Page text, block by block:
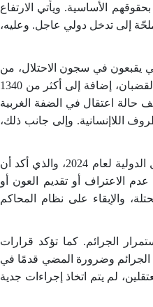
الأساسية. ويأتي الارتفاع
وحالات الاستشهاد داخل السجون منذ 7 أكتوبر 2023 ليؤكد الحاجة الملحّة إلى تدخل دولي عاجل. وعليه،
يقبعون في سجون الاحتلال، من
إضافة إلى أكثر من 1340
بموجب قانون "المقاتل غير الشرعي". ومنذ 7 أكتوبر 2023، سُجّلت نحو 21 ألف حالة اعتقال في الضفة الغربية
اللاإنسانية. وإلى جانب ذلك،
وتأتي هذه الانتهاكات في سياق الاحتلال الإسرائيلي غير القانوني، الذي أكّده الرأي الاستشاري الصادر عن محكمة العدل الدولية لعام 2024، والذي أكد أن
الاعتراف أو تقديم العون أو
والإبقاء على نظام المحاكم
الجرائم. كما تؤكد قرارات
الجرائم وضرورة المضي قدمًا في
لم يتم اتخاذ إجراءات جدية